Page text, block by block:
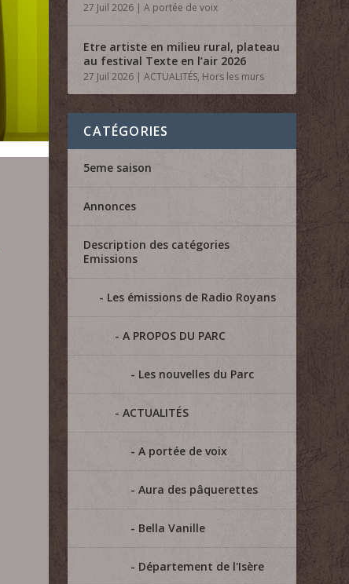
27 Juil 2026 |A portée de voix
Etre artiste en milieu rural, plateau
au festival Texte en l’air 2026
27 Juil 2026 |ACTUALITÉS, Hors les murs
CATÉGORIES
5eme saison
Annonces
Description des catégories
Emissions
Les émissions de Radio Royans
A PROPOS DU PARC
Les nouvelles du Parc
ACTUALITÉS
A portée de voix
Aura des pâquerettes
Bella Vanille
Département de l'Isère